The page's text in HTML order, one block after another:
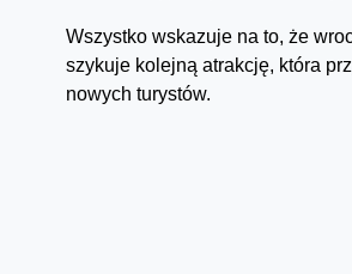
Wszystko wskazuje na to, że
szykuje kolejną atrakcję, która
nowych turystów.